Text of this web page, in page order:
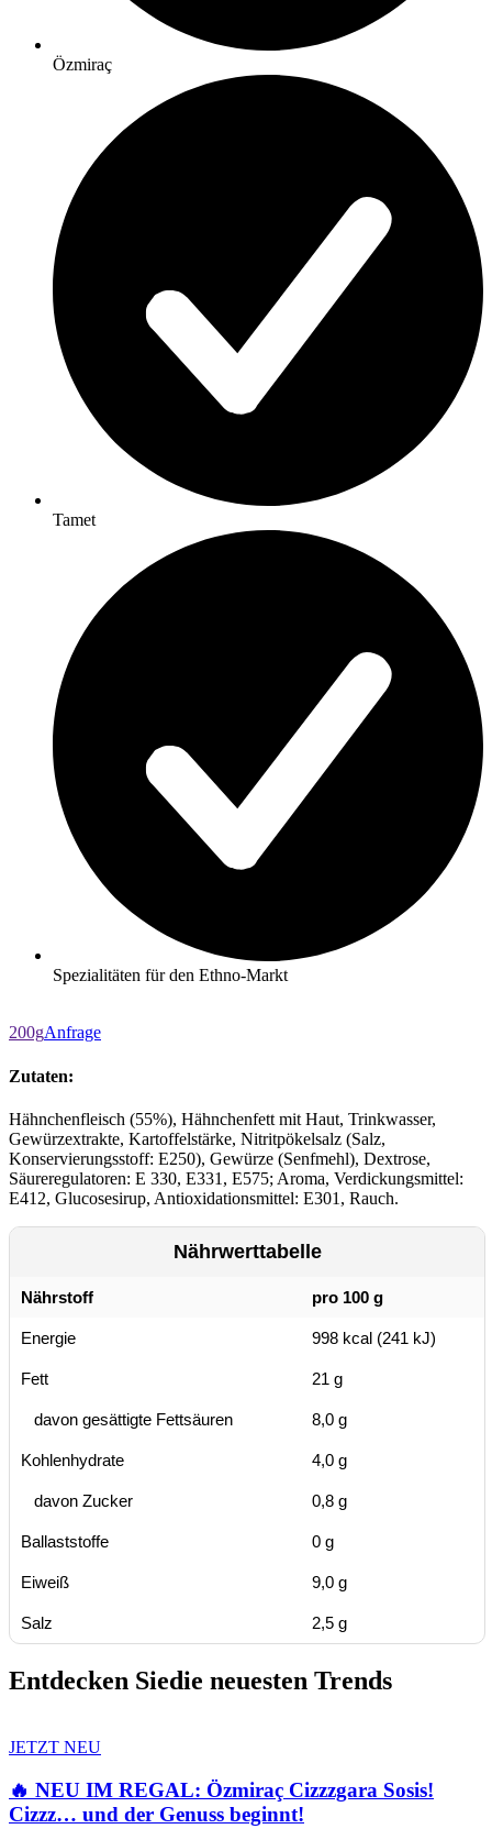
Özmiraç
Tamet
Spezialitäten für den Ethno-Markt
200gAnfrage
Zutaten:
Hähnchenfleisch (55%), Hähnchenfett mit Haut, Trinkwasser,
Gewürzextrakte, Kartoffelstärke, Nitritpökelsalz (Salz,
Konservierungsstoff: E250), Gewürze (Senfmehl), Dextrose,
Säureregulatoren: E 330, E331, E575; Aroma, Verdickungsmittel:
E412, Glucosesirup, Antioxidationsmittel: E301, Rauch.
Nährwerttabelle
Nährstoff pro 100 g
Energie 998 kcal (241 kJ)
Fett 21 g
davon gesättigte Fettsäuren 8,0 g
Kohlenhydrate 4,0 g
davon Zucker 0,8 g
Ballaststoffe 0 g
Eiweiß 9,0 g
Salz 2,5 g
Entdecken Siedie neuesten Trends
JETZT NEU
🔥 NEU IM REGAL: Özmiraç Cizzzgara Sosis!
Cizzz… und der Genuss beginnt!